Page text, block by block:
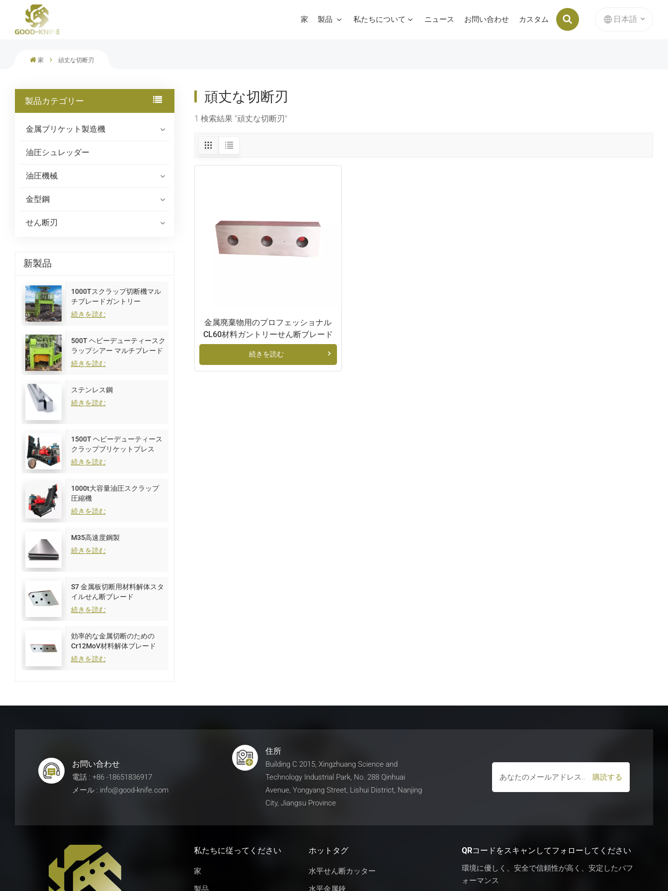
家 製品 私たちについて ニュース お問い合わせ カスタム 日本語
家 頑丈な切断刃
製品カテゴリー
金属ブリケット製造機
油圧シュレッダー
油圧機械
金型鋼
せん断刃
新製品
1000Tスクラップ切断機マル
チブレードガントリー
続きを読む
500T ヘビーデューティースク
ラップシアー マルチブレード
ガントリー
続きを読む
ステンレス鋼
続きを読む
1500T ヘビーデューティース
クラップブリケットプレス
続きを読む
1000t大容量油圧スクラップ
圧縮機
続きを読む
M35高速度鋼製
続きを読む
S7 金属板切断用材料解体スタ
イルせん断ブレード
続きを読む
効率的な金属切断のための
Cr12MoV材料解体ブレード
続きを読む
頑丈な切断刃
1 検索結果 "頑丈な切断刃"
金属廃棄物用のプロフェッショナル
CL60材料ガントリーせん断ブレード
続きを読む
お問い合わせ
電話 : +86 -18651836917
メール : info@good-knife.com
住所
Building C 2015, Xingzhuang Science and
Technology Industrial Park, No. 288 Qinhuai
Avenue, Yongyang Street, Lishui District, Nanjing
City, Jiangsu Province
私たちに従ってください
家
製品
ホットタグ
水平せん断カッター
水平金属鋏
QRコードをスキャンしてフォローしてください
環境に優しく、安全で信頼性が高く、安定したパフ
ォーマンス